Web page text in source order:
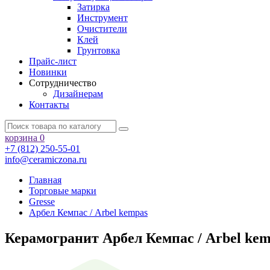
Затирка
Инструмент
Очистители
Клей
Грунтовка
Прайс-лист
Новинки
Сотрудничество
Дизайнерам
Контакты
корзина 0
+7 (812) 250-55-01
info@ceramiczona.ru
Главная
Торговые марки
Gresse
Арбел Кемпас / Arbel kempas
Керамогранит Арбел Кемпас / Arbel